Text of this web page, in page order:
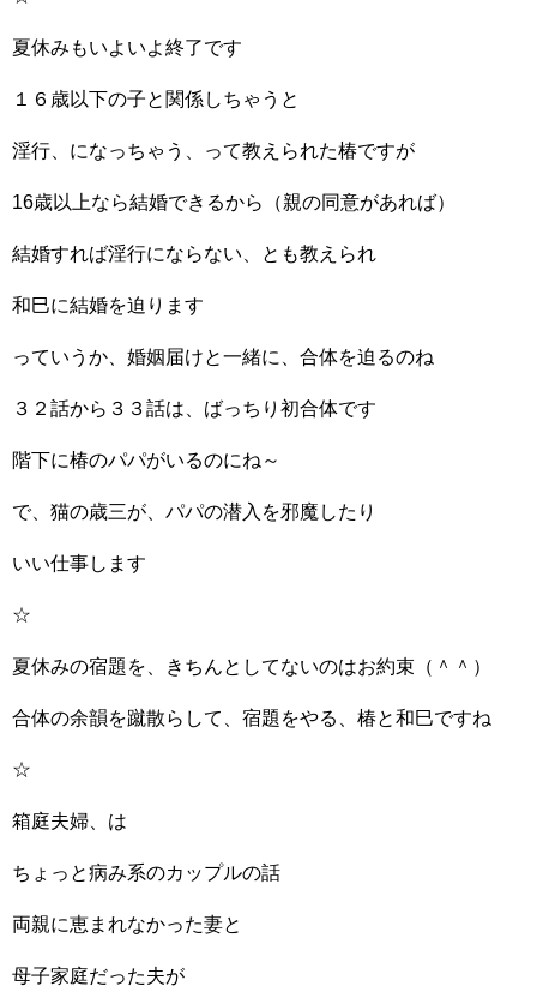
夏休みもいよいよ終了です
１６歳以下の子と関係しちゃうと
淫行、になっちゃう、って教えられた椿ですが
16歳以上なら結婚できるから（親の同意があれば）
結婚すれば淫行にならない、とも教えられ
和巳に結婚を迫ります
っていうか、婚姻届けと一緒に、合体を迫るのね
３２話から３３話は、ばっちり初合体です
階下に椿のパパがいるのにね～
で、猫の歳三が、パパの潜入を邪魔したり
いい仕事します
☆
夏休みの宿題を、きちんとしてないのはお約束（＾＾）
合体の余韻を蹴散らして、宿題をやる、椿と和巳ですね
☆
箱庭夫婦、は
ちょっと病み系のカップルの話
両親に恵まれなかった妻と
母子家庭だった夫が